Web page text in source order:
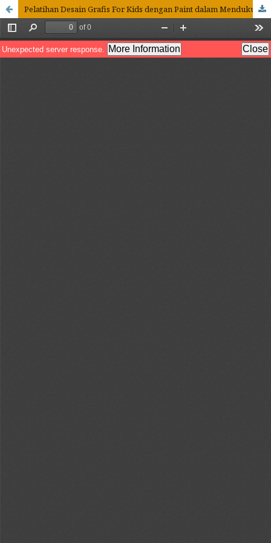
Pelatihan Desain Grafis For Kids dengan Paint dalam Mendukung Kabupaten Labuhanbatu Layak Anak